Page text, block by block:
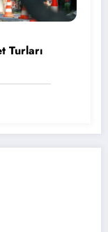
Turları